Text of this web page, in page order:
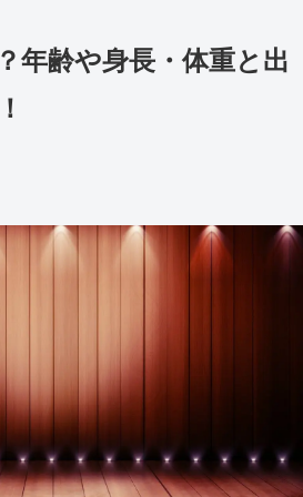
年齢や身長・体重と出